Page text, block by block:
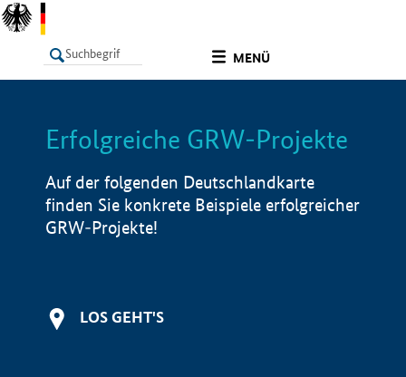
MENÜ
LISTE Info
Erfolgreiche GRW-Projekte
Auf der folgenden Deutschlandkarte
finden Sie konkrete Beispiele erfolgreicher
GRW-Projekte!
LOS GEHT'S